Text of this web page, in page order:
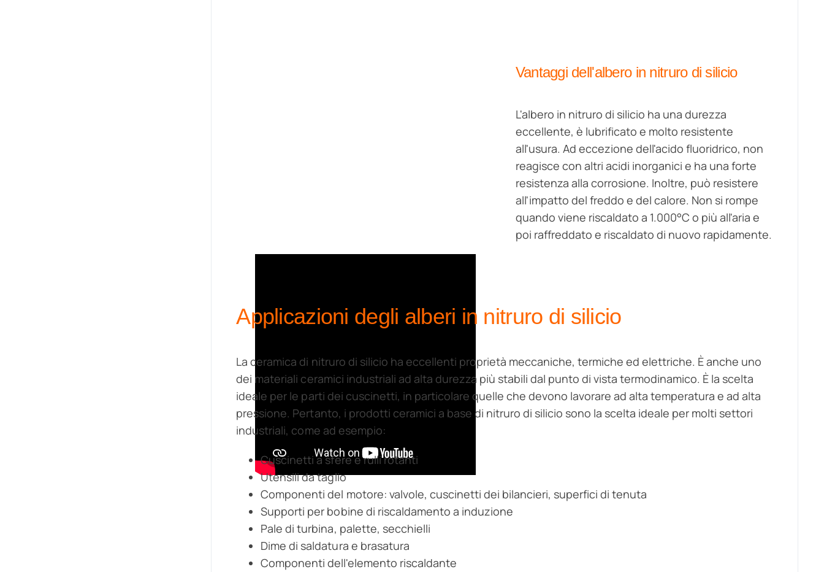
Vantaggi dell'albero in nitruro di silicio
L'albero in nitruro di silicio ha una durezza
eccellente, è lubrificato e molto resistente
all'usura. Ad eccezione dell'acido fluoridrico, non
reagisce con altri acidi inorganici e ha una forte
resistenza alla corrosione. Inoltre, può resistere
all'impatto del freddo e del calore. Non si rompe
quando viene riscaldato a 1.000°C o più all'aria e
poi raffreddato e riscaldato di nuovo rapidamente.
Applicazioni degli alberi in nitruro di silicio
La ceramica di nitruro di silicio ha eccellenti proprietà meccaniche, termiche ed elettriche. È anche uno
dei materiali ceramici industriali ad alta durezza più stabili dal punto di vista termodinamico. È la scelta
ideale per le parti dei cuscinetti, in particolare quelle che devono lavorare ad alta temperatura e ad alta
pressione. Pertanto, i prodotti ceramici a base di nitruro di silicio sono la scelta ideale per molti settori
industriali, come ad esempio:
Cuscinetti a sfere e rulli rotanti
Utensili da taglio
Componenti del motore: valvole, cuscinetti dei bilancieri, superfici di tenuta
Supporti per bobine di riscaldamento a induzione
Pale di turbina, palette, secchielli
Dime di saldatura e brasatura
Componenti dell'elemento riscaldante